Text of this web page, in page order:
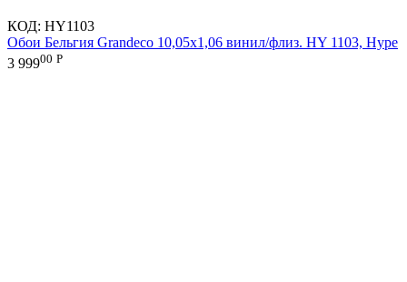
КОД: HY1103
Обои Бельгия Grandeco 10,05х1,06 винил/флиз. HY 1103, Hype
3 99900 Р